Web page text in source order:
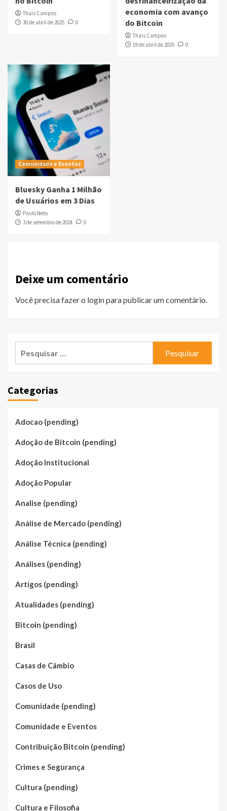
Thais Campos
30 de abril de 2025
0
economia com avanço
do Bitcoin
Thais Campos
19 de abril de 2025
0
Comunidade e Eventos
Bluesky Ganha 1 Milhão
de Usuários em 3 Dias
Paulo Neto
3 de setembro de 2024
0
Deixe um comentário
Você precisa fazer o loginpara publicar um comentário.
Categorias
Adocao (pending)
Adoção de Bitcoin (pending)
Adoção Institucional
Adoção Popular
Analise (pending)
Análise de Mercado (pending)
Análise Técnica (pending)
Análises (pending)
Artigos (pending)
Atualidades (pending)
Bitcoin (pending)
Brasil
Casas de Câmbio
Casos de Uso
Comunidade (pending)
Comunidade e Eventos
Contribuição Bitcoin (pending)
Crimes e Segurança
Cultura (pending)
Cultura e Filosofia